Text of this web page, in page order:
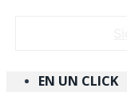
EN UN CLICK